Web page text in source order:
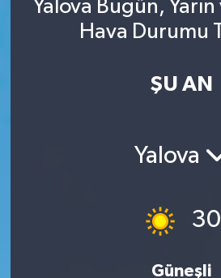
Yalova Bugün, Yarın
Hava Durumu
ŞU AN
Yalova
30
Güneşli